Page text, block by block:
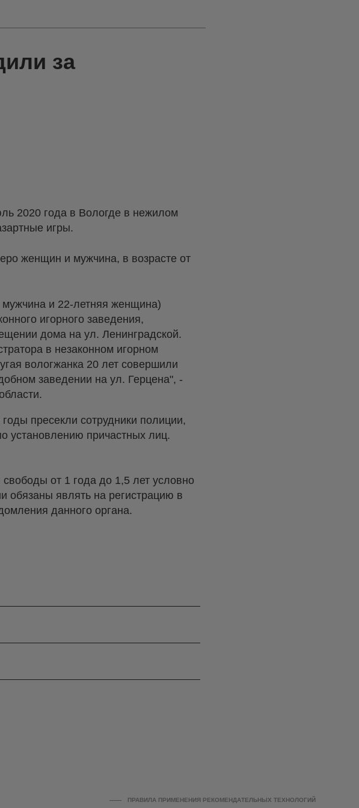
за
2020 года в Вологде в нежилом
игры.
женщин и мужчина, в возрасте от
мужчина и 22-летняя женщина)
игорного заведения,
дома на ул. Ленинградской.
в незаконном игорном
вологжанка 20 лет совершили
заведении на ул. Герцена", -
пресекли сотрудники полиции,
установлению причастных лиц.
от 1 года до 1,5 лет условно
обязаны являть на регистрацию в
данного органа.
ПРАВИЛА ПРИМЕНЕНИЯ РЕКОМЕНДАТЕЛЬНЫХ ТЕХНОЛОГИЙ